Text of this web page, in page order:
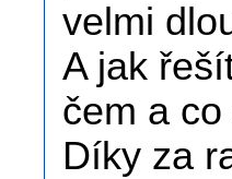
velmi
A jak
čem a
Díky za